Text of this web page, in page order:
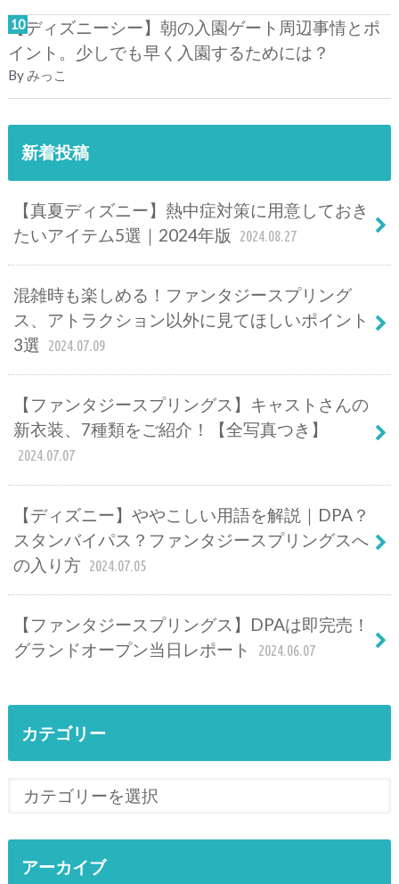
【ディズニーシー】朝の入園ゲート周辺事情とポ
イント。少しでも早く入園するためには？
By みっこ
新着投稿
【真夏ディズニー】熱中症対策に用意しておき
たいアイテム5選｜2024年版
2024.08.27
混雑時も楽しめる！ファンタジースプリング
ス、アトラクション以外に見てほしいポイント
3選
2024.07.09
【ファンタジースプリングス】キャストさんの
新衣装、7種類をご紹介！【全写真つき】
2024.07.07
【ディズニー】ややこしい用語を解説｜DPA？
スタンバイパス？ファンタジースプリングスへ
の入り方 2024.07.05
【ファンタジースプリングス】DPAは即完売！
グランドオープン当日レポート
2024.06.07
カテゴリー
アーカイブ